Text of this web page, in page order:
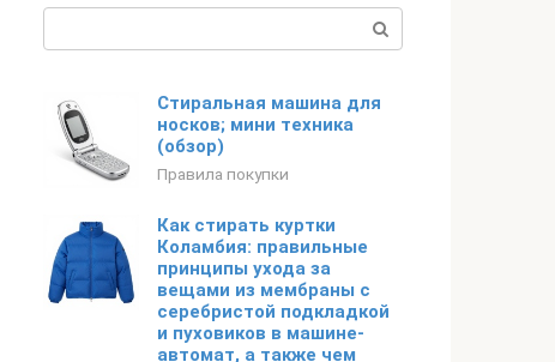
Стиральная машина для
носков; мини техника
(обзор)
Правила покупки
Как стирать куртки
Коламбия: правильные
принципы ухода за
вещами из мембраны с
серебристой подкладкой
и пуховиков в машине-
автомат, а также чем